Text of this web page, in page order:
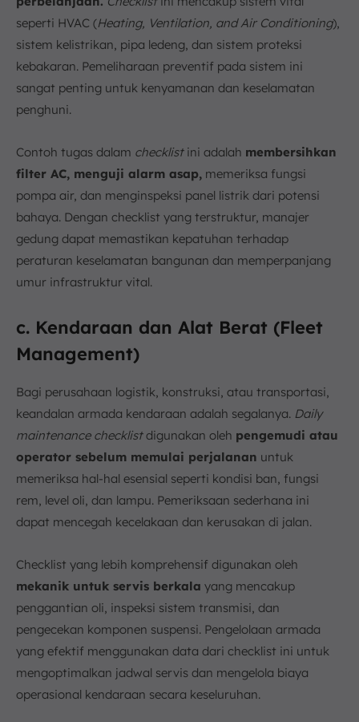
seperti HVAC (Heating, Ventilation, and Air Conditioning),
sistem kelistrikan, pipa ledeng, dan sistem proteksi
kebakaran. Pemeliharaan preventif pada sistem ini
sangat penting untuk kenyamanan dan keselamatan
penghuni.
Contoh tugas dalam checklistini adalah membersihkan
filter AC, menguji alarm asap, memeriksa fungsi
pompa air, dan menginspeksi panel listrik dari potensi
bahaya. Dengan checklist yang terstruktur, manajer
gedung dapat memastikan kepatuhan terhadap
peraturan keselamatan bangunan dan memperpanjang
umur infrastruktur vital.
c. Kendaraan dan Alat Berat (Fleet
Management)
Bagi perusahaan logistik, konstruksi, atau transportasi,
keandalan armada kendaraan adalah segalanya. Daily
maintenance checklistdigunakan oleh pengemudi atau
operator sebelum memulai perjalanan untuk
memeriksa hal-hal esensial seperti kondisi ban, fungsi
rem, level oli, dan lampu. Pemeriksaan sederhana ini
dapat mencegah kecelakaan dan kerusakan di jalan.
Checklist yang lebih komprehensif digunakan oleh
mekanik untuk servis berkala yang mencakup
penggantian oli, inspeksi sistem transmisi, dan
pengecekan komponen suspensi. Pengelolaan armada
yang efektif menggunakan data dari checklist ini untuk
mengoptimalkan jadwal servis dan mengelola biaya
operasional kendaraan secara keseluruhan.